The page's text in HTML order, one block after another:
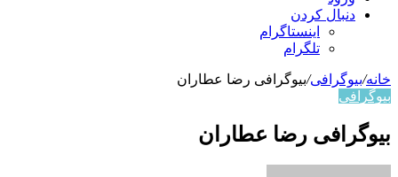
دنبال کردن
اینستاگرام
تلگرام
خانه/بیوگرافی/بیوگرافی رضا عطاران
بیوگرافی
بیوگرافی رضا عطاران